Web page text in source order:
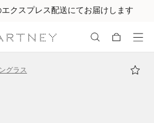
クスプレス配送にてお届けします
グラス